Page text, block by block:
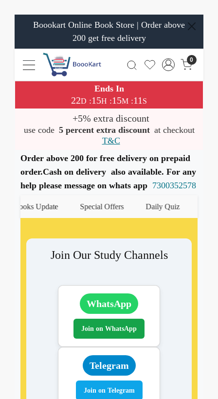
Boookart Online Book Store | Order above
200 get free delivery
0
Ends In
22D :15H :15M :11 S
+5% extra discount
use code 5 percent extra discount at checkout
T&C
Order above 200 for free delivery on prepaid
order.Cash on delivery also available. For any
help please message on whats app 7300352578
Update Special Offers Daily Quiz
Join Our Study Channels
WhatsApp
Join on WhatsApp
Telegram
Join on Telegram